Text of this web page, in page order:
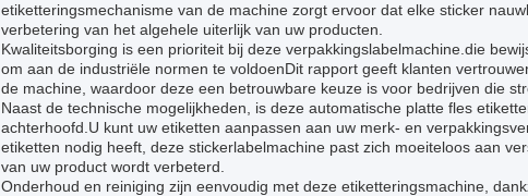
etiketteringsmechanisme van de machine zorgt ervoor dat elke sticker
verbetering van het algehele uiterlijk van uw producten.
Kwaliteitsborging is een prioriteit bij deze verpakkingslabelmachine.die
om aan de industriële normen te voldoenDit rapport geeft klanten
de machine, waardoor deze een betrouwbare keuze is voor bedrijven die
Naast de technische mogelijkheden, is deze automatische platte fles
achterhoofd.U kunt uw etiketten aanpassen aan uw merk- en
etiketten nodig heeft, deze stickerlabelmachine past zich moeiteloos aan
van uw product wordt verbeterd.
Onderhoud en reiniging zijn eenvoudig met deze etiketteringsmachine,